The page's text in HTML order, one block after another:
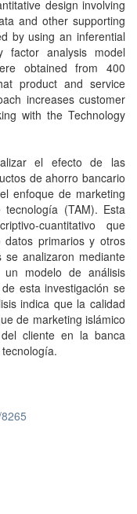
design involving
and other supporting
by using an inferential
factor analysis model
obtained from 400
product and service
increases customer
with the Technology
el efecto de las
de ahorro bancario
enfoque de marketing
(TAM). Esta
cuantitativo que
datos primarios y otros
analizaron mediante
un modelo de análisis
esta investigación se
indica que la calidad
de marketing islámico
cliente en la banca